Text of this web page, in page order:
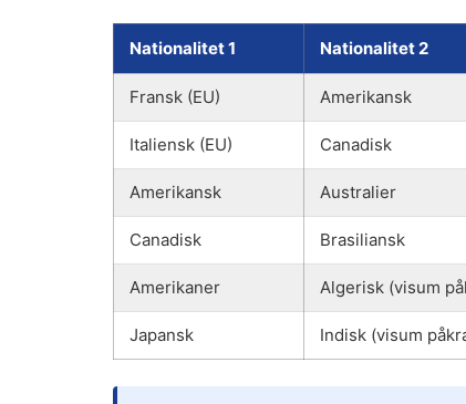
Nationalitet 1 Nationalitet 2
Fransk (EU) Amerikansk
Italiensk (EU) Canadisk
Amerikansk Australier
Canadisk Brasiliansk
Amerikaner Algerisk (visum
Japansk Indisk (visum